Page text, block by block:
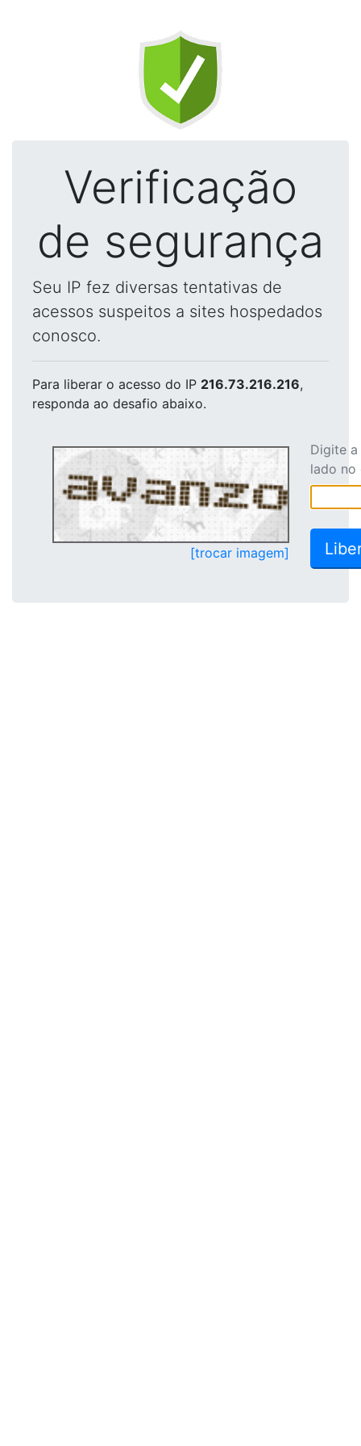
Verificação
de segurança
Seu IP fez diversas tentativas de
acessos suspeitos a sites hospedados
conosco.
Para liberar o acesso do IP 216.73.216.216,
responda ao desafio abaixo.
[trocar imagem]
Digite
lado no